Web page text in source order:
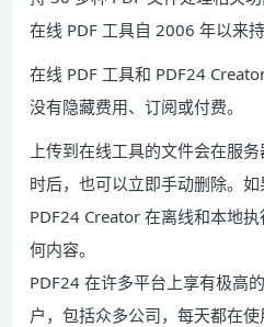
在线 PDF 工具自 2006 年以来
在线 PDF 工具和 PDF24
没有隐藏费用、订阅或付费。
上传到在线工具的文件会在服
时后，也可以立即手动删除。
PDF24 Creator 在离线和本地
何内容。
PDF24 在许多平台上享有极高
户，包括众多公司，每天都在